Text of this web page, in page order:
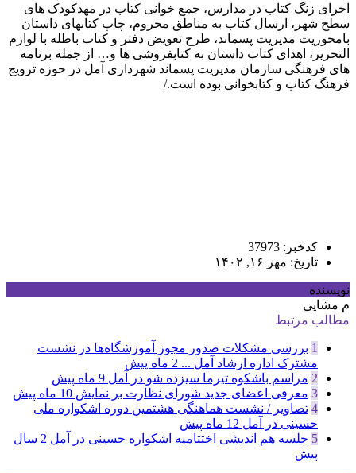
اجرای زنگ کتاب در مدارس، جمع خوانی کتاب در مهدکودک های
سطح شهر، ارسال کتاب به مناطق محروم، چاپ کتابهای داستان
بامحوریت مدیریت پسماند، طرح تعویض دفتر و کتاب باطله با لوازم
التحریر، اهدای کتاب داستان به کتابفروشی ها و… از جمله برنامه
های فرهنگی سازمان مدیریت پسماند شهرداری آمل در حوزه ترویج
فرهنگ کتاب و کتابخوانی بوده است./
کدخبر: 37973
تاریخ: مهر ۱۶, ۱۴۰۲
نویسنده
م مشایی
مطالب مرتبط
1 بررسی مشکلات صدور مجوز آموزشگاه‌ها در نشست
مشترک اداره ارشاد آمل ... 2 ماه پیش
2 مراسم باشکوه تیرما سیزده شو در آمل 9 ماه پیش
3 معرفی اعضای جدید شورای نظارت بر نمایش 10 ماه پیش
4 تصاویر / نشست هماهنگی هشتمین دوره اشکواره ملی
حسینی در آمل 12 ماه پیش
5 جلسه هم اندیشی اختتامیه اشکواره حسینی در آمل
2 سال
پیش